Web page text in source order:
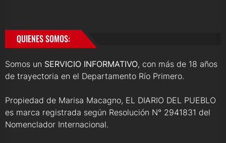
QUIENES SOMOS:
Somos un SERVICIO INFORMATIVO, con más de 18 años
de trayectoria en el Departamento Río Primero.
Propiedad de Marisa Macagno, EL DIARIO DEL PUEBLO
es marca registrada según Resolución N° 2941831 del
Nomenclador Internacional.